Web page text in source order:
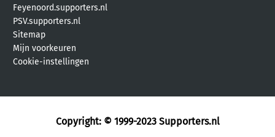
Feyenoord.supporters.nl
PSV.supporters.nl
Sitemap
Mijn voorkeuren
Cookie-instellingen
Copyright: © 1999-2023 Supporters.nl